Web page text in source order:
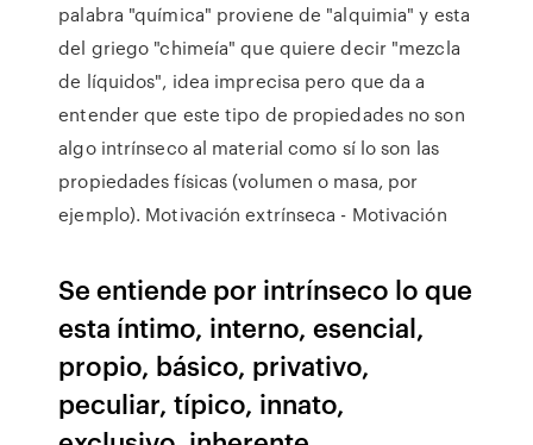
palabra "química" proviene de "alquimia" y esta
del griego "chimeía" que quiere decir "mezcla
de líquidos", idea imprecisa pero que da a
entender que este tipo de propiedades no son
algo intrínseco al material como sí lo son las
propiedades físicas (volumen o masa, por
ejemplo). Motivación extrínseca - Motivación
Se entiende por intrínseco lo que
esta íntimo, interno, esencial,
propio, básico, privativo,
peculiar, típico, innato,